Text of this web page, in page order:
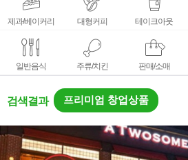
제과/베이커리 대형커피 테이크아웃
일반음식 주류/치킨 판매/소매
검색결과 프리미엄 창업상품